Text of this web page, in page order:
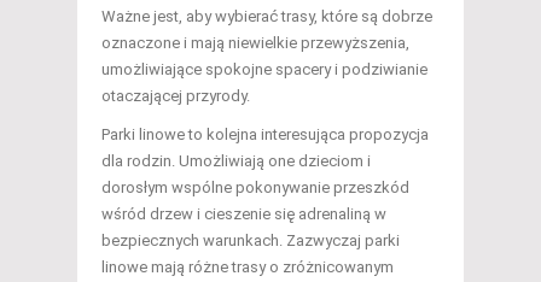
Ważne jest, aby wybierać trasy, które są dobrze
oznaczone i mają niewielkie przewyższenia,
umożliwiające spokojne spacery i podziwianie
otaczającej przyrody.
Parki linowe to kolejna interesująca propozycja
dla rodzin. Umożliwiają one dzieciom i
dorosłym wspólne pokonywanie przeszkód
wśród drzew i cieszenie się adrenaliną w
bezpiecznych warunkach. Zazwyczaj parki
linowe mają różne trasy o zróżnicowanym